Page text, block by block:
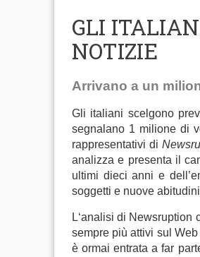
GLI
NOTIZIE
Arrivano a un
Gli italiani scelgono
segnalano 1 milione di
rappresentativi di
analizza e presenta il
ultimi dieci anni e
soggetti e nuove
L‘analisi di Newsruption
sempre più attivi sul
è ormai entrata a far